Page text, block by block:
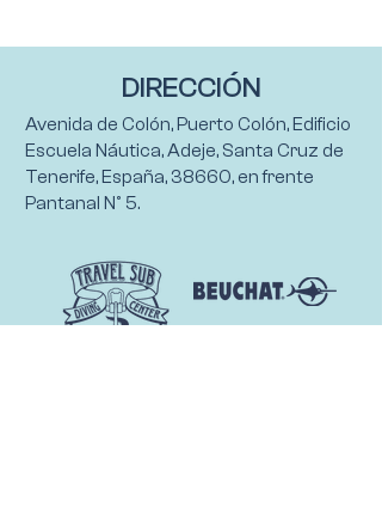
DIRECCIÓN
Avenida de Colón, Puerto Colón, Edificio
Escuela Náutica, Adeje, Santa Cruz de
Tenerife, España, 38660, en frente
Pantanal Nº 5.